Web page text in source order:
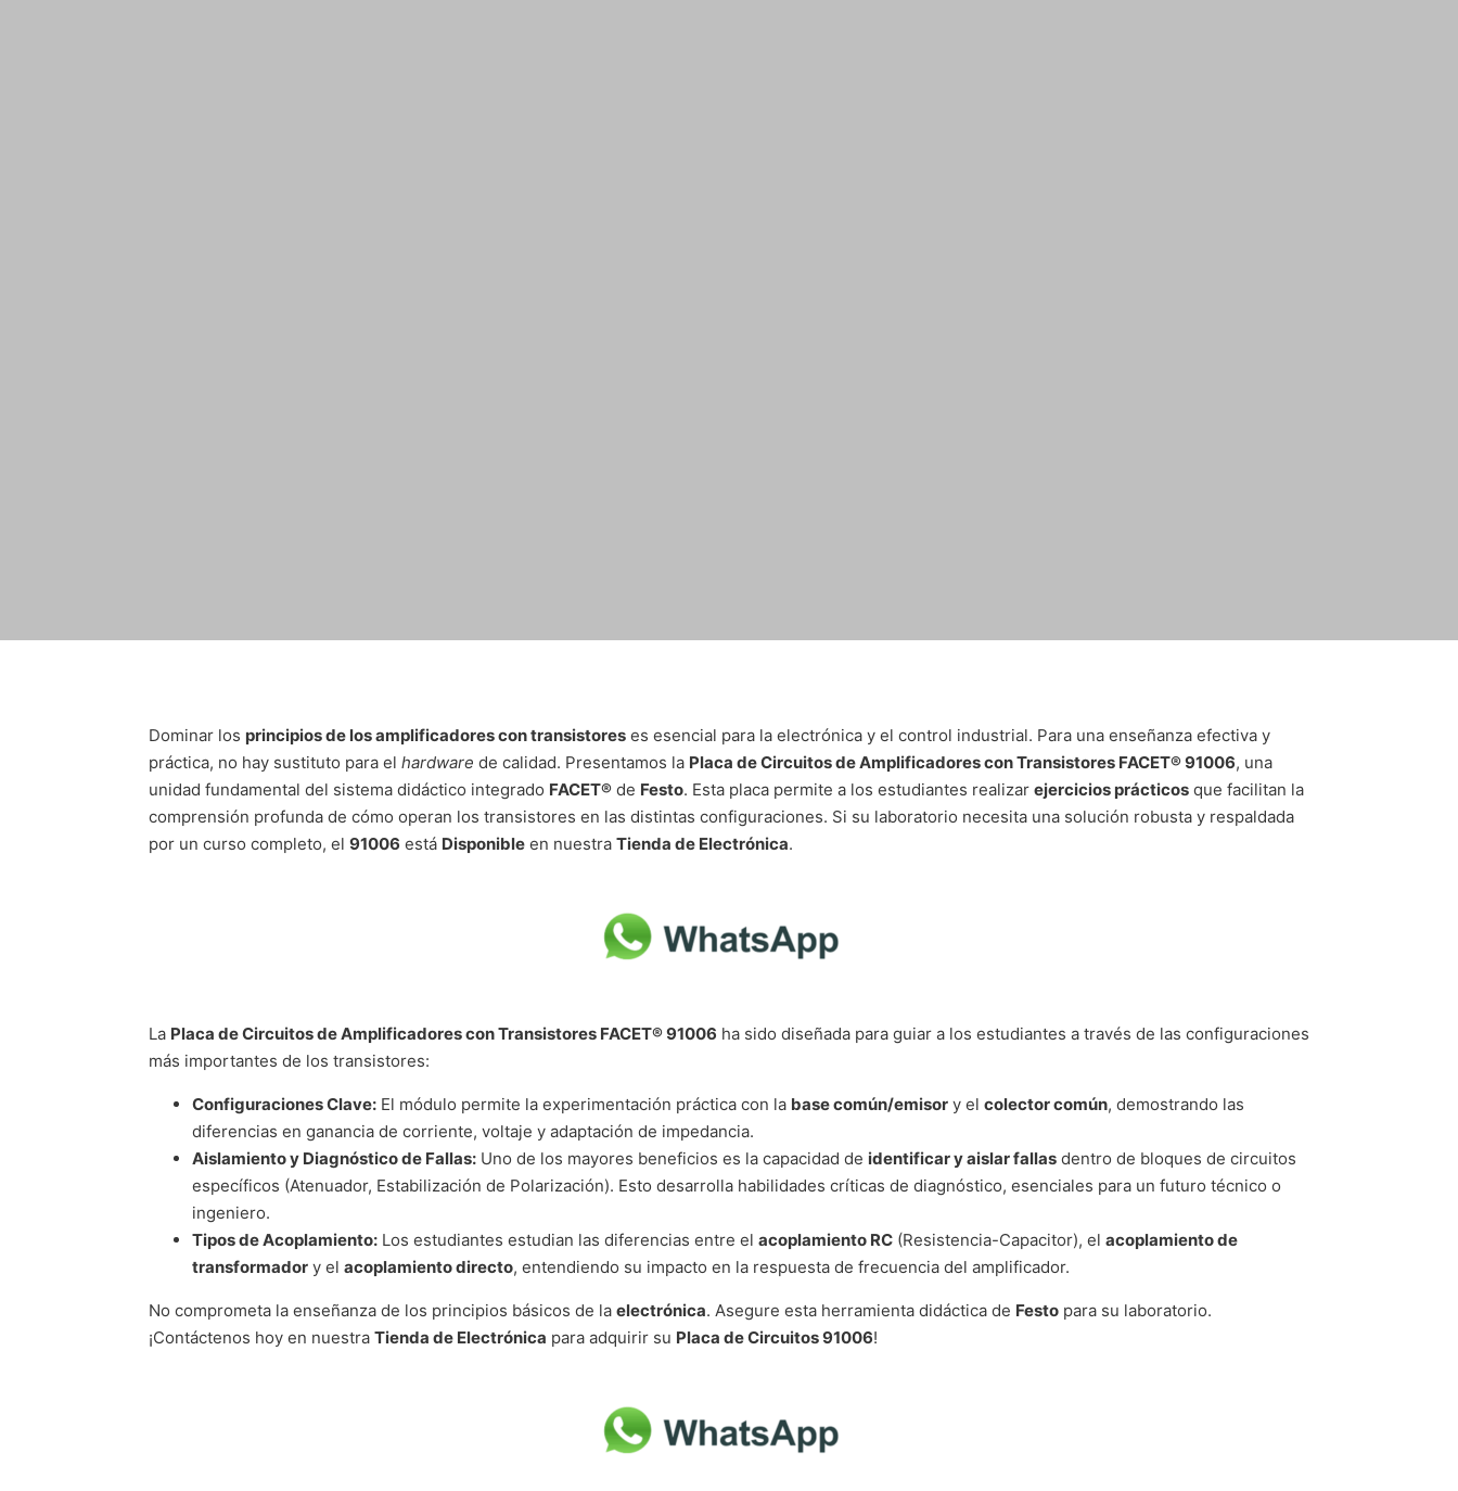
Dominar los principios de los amplificadores con transistores es esencial para la electrónica y el control industrial. Para una enseñanza efectiva y
práctica, no hay sustituto para el hardware de calidad. Presentamos la Placa de Circuitos de Amplificadores con Transistores FACET® 91006, una
unidad fundamental del sistema didáctico integrado FACET® de Festo. Esta placa permite a los estudiantes realizar ejercicios prácticos que facilitan la
comprensión profunda de cómo operan los transistores en las distintas configuraciones. Si su laboratorio necesita una solución robusta y respaldada
por un curso completo, el 91006 está Disponible en nuestra Tienda de Electrónica.
La Placa de Circuitos de Amplificadores con Transistores FACET® 91006 ha sido diseñada para guiar a los estudiantes a través de las configuraciones
más importantes de los transistores:
Configuraciones Clave: El módulo permite la experimentación práctica con la base común/emisor y el colector común, demostrando las
diferencias en ganancia de corriente, voltaje y adaptación de impedancia.
Aislamiento y Diagnóstico de Fallas: Uno de los mayores beneficios es la capacidad de identificar y aislar fallas dentro de bloques de circuitos
específicos (Atenuador, Estabilización de Polarización). Esto desarrolla habilidades críticas de diagnóstico, esenciales para un futuro técnico o
ingeniero.
Tipos de Acoplamiento: Los estudiantes estudian las diferencias entre el acoplamiento RC (Resistencia-Capacitor), el acoplamiento de
transformador y el acoplamiento directo, entendiendo su impacto en la respuesta de frecuencia del amplificador.
No comprometa la enseñanza de los principios básicos de la electrónica. Asegure esta herramienta didáctica de Festo para su laboratorio.
¡Contáctenos hoy en nuestra Tienda de Electrónica para adquirir su Placa de Circuitos 91006!